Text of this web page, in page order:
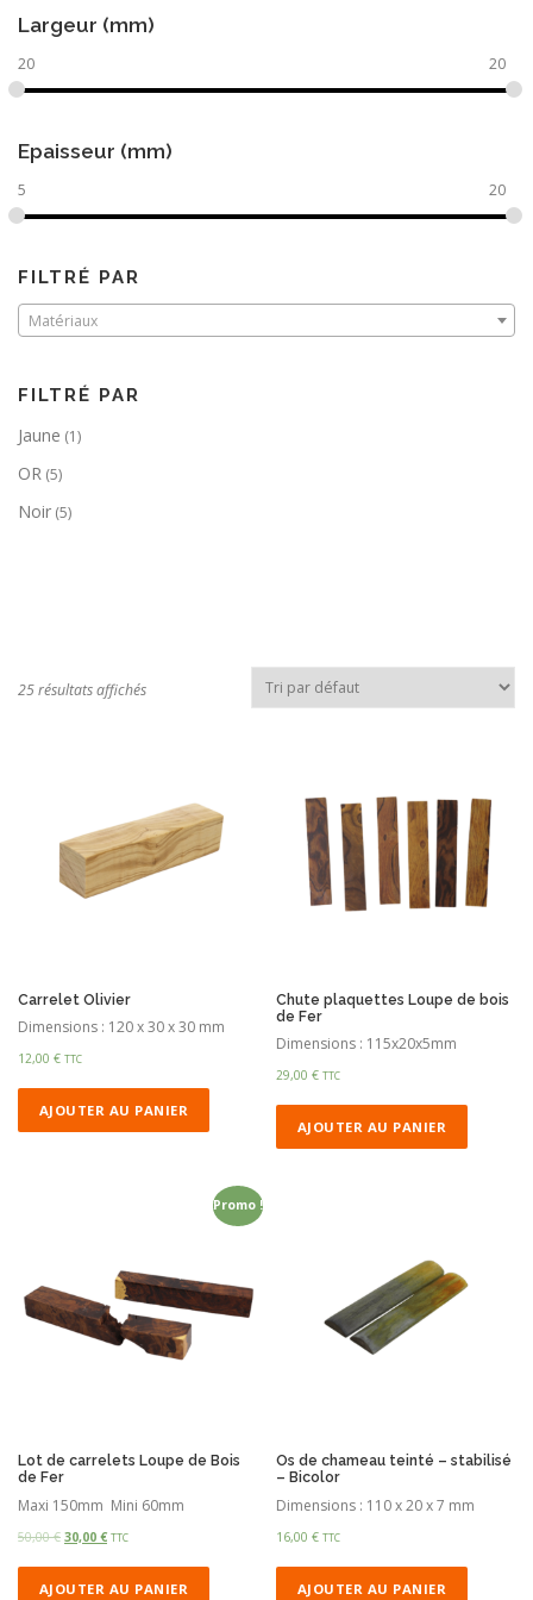
Largeur (mm)
20 20
Epaisseur (mm)
5 20
FILTRÉ PAR
Matériaux
FILTRÉ PAR
Jaune (1)
OR (5)
Noir (5)
25 résultats affichés
Carrelet Olivier
Dimensions : 120 x 30 x 30 mm
12,00 € TTC
AJOUTER AU PANIER
Chute plaquettes Loupe de bois
de Fer
Dimensions : 115x20x5mm
29,00€ TTC
AJOUTER AU PANIER
Promo !
Lot de carrelets Loupe de Bois
de Fer
Maxi 150mm Mini 60mm
50,00€ 30,00 € TTC
AJOUTER AU PANIER
Os de chameau teinté – stabilisé
– Bicolor
Dimensions : 110 x 20 x 7 mm
16,00€ TTC
AJOUTER AU PANIER